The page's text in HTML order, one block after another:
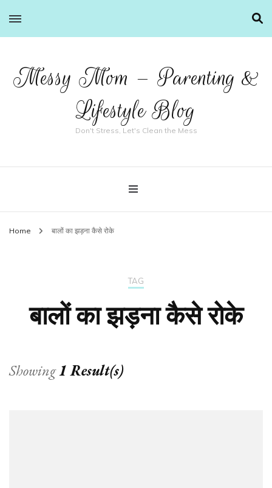
Messy Mom – Parenting &
Lifestyle Blog
Don't Stress, Let's Clean the Mess
Home बालों का झड़ना कैसे रोके
TAG
बालों का झड़ना कैसे रोके
Showing1 Result(s)